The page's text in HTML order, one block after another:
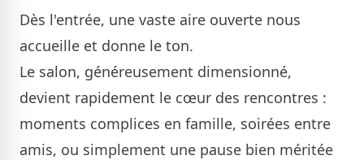
Dès l'entrée, une vaste aire ouverte nous
accueille et donne le ton.
Le salon, généreusement dimensionné,
devient rapidement le cœur des rencontres :
moments complices en famille, soirées entre
amis, ou simplement une pause bien méritée